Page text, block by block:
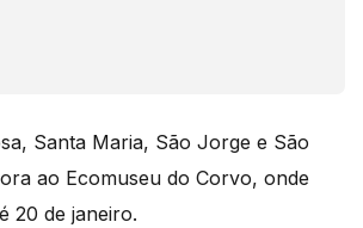
Santa Maria, São Jorge e São
ao Ecomuseu do Corvo, onde
20 de janeiro.